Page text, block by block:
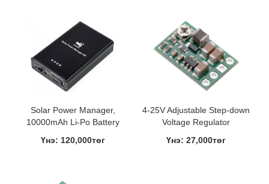
Solar Power Manager,
10000mAh Li-Po Battery
Үнэ: 120,000төг
4-25V Adjustable Step-down
Voltage Regulator
Үнэ: 27,000төг